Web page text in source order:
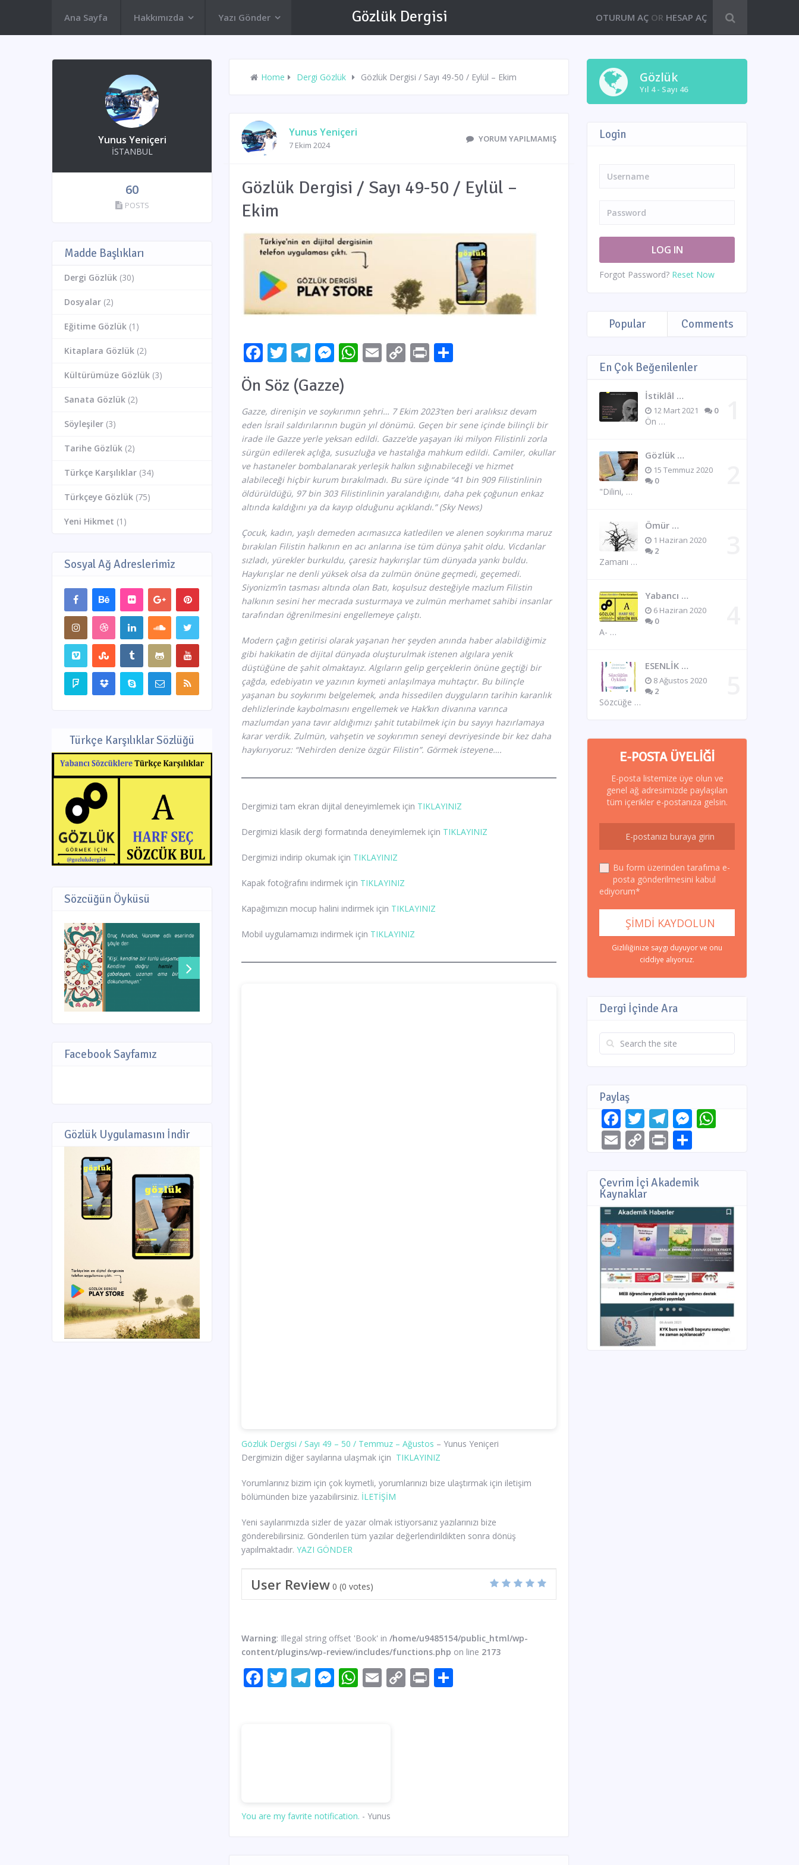
Ana Sayfa Hakkımızda Yazı Gönder Gözlük Dergisi OTURUM AÇ OR HESAP AÇ
Home Dergi Gözlük Gözlük Dergisi / Sayı 49-50 / Eylül – Ekim
Yunus Yeniçeri
7 Ekim 2024
YORUM YAPILMAMIŞ
Gözlük Dergisi / Sayı 49-50 / Eylül –
Ekim
Facebook
Twitter
Telegram
Messenger
WhatsApp
Email
Copy
PrintShare
Ön Söz (Gazze)
Gazze, direnişin ve soykırımın şehri… 7 Ekim 2023’ten beri aralıksız devam
eden İsrail saldırılarının bugün yıl dönümü. Geçen bir sene içinde bilinçli bir
irade ile Gazze yerle yeksan edildi. Gazze’de yaşayan iki milyon Filistinli zorla
sürgün edilerek açlığa, susuzluğa ve hastalığa mahkum edildi. Camiler, okullar
ve hastaneler bombalanarak yerleşik halkın sığınabileceği ve hizmet
alabileceği hiçbir kurum bırakılmadı. Bu süre içinde “41 bin 909 Filistinlinin
öldürüldüğü, 97 bin 303 Filistinlinin yaralandığını, daha pek çoğunun enkaz
altında kaldığını ya da kayıp olduğunu açıklandı.” (Sky News)
Çocuk, kadın, yaşlı demeden acımasızca katledilen ve alenen soykırıma maruz
bırakılan Filistin halkının en acı anlarına ise tüm dünya şahit oldu. Vicdanlar
sızladı, yürekler burkuldu, çaresiz haykırışlar tüm dünyada yankı buldu.
Haykırışlar ne denli yüksek olsa da zulmün önüne geçmedi, geçemedi.
Siyonizm’in tasması altında olan Batı, koşulsuz desteğiyle mazlum Filistin
halkının sesini her mecrada susturmaya ve zulmün merhamet sahibi insanlar
tarafından öğrenilmesini engellemeye çalıştı.
Modern çağın getirisi olarak yaşanan her şeyden anında haber alabildiğimiz
gibi hakikatin de dijital dünyada oluşturulmak istenen algılara yenik
düştüğüne de şahit olmaktayız. Algıların gelip gerçeklerin önüne geçtiği bir
çağda, edebiyatın ve yazının kıymeti anlaşılmaya muhtaçtır. Bu bilinçle
yaşanan bu soykırımı belgelemek, anda hissedilen duyguların tarihin karanlık
dehlizlerinde kaybolmasını engellemek ve Hak’kın divanına varınca
mazlumdan yana tavır aldığımızı şahit tutabilmek için bu sayıyı hazırlamaya
karar verdik. Zulmün, vahşetin ve soykırımın seneyi devriyesinde bir kez daha
haykırıyoruz: “Nehirden denize özgür Filistin”. Görmek isteyene….
Dergimizi tam ekran dijital deneyimlemek için TIKLAYINIZ
Dergimizi klasik dergi formatında deneyimlemek için TIKLAYINIZ
Dergimizi indirip okumak için TIKLAYINIZ
Kapak fotoğrafını indirmek için TIKLAYINIZ
Kapağımızın mocup halini indirmek için TIKLAYINIZ
Mobil uygulamamızı indirmek için TIKLAYINIZ
Gözlük Dergisi / Sayı 49 – 50 / Temmuz – Ağustos – Yunus Yeniçeri
Dergimizin diğer sayılarına ulaşmak için TIKLAYINIZ
Yorumlarınız bizim için çok kıymetli, yorumlarınızı bize ulaştırmak için iletişim
bölümünden bize yazabilirsiniz. İLETİŞİM
Yeni sayılarımızda sizler de yazar olmak istiyorsanız yazılarınızı bize
gönderebilirsiniz. Gönderilen tüm yazılar değerlendirildikten sonra dönüş
yapılmaktadır. YAZI GÖNDER
User Review 0 (0 votes)
Warning: Illegal string offset 'Book' in /home/u9485154/public_html/wp-
content/plugins/wp-review/includes/functions.php on line 2173
Facebook
Twitter
Telegram
Messenger
WhatsApp
Email
Copy
PrintShare
You are my favrite notification. - Yunus
Yunus Yeniçeri
İSTANBUL
60
POSTS
Madde Başlıkları
Dergi Gözlük (30)
Dosyalar (2)
Eğitime Gözlük (1)
Kitaplara Gözlük (2)
Kültürümüze Gözlük (3)
Sanata Gözlük (2)
Söyleşiler (3)
Tarihe Gözlük (2)
Türkçe Karşılıklar (34)
Türkçeye Gözlük (75)
Yeni Hikmet (1)
Sosyal Ağ Adreslerimiz
Türkçe Karşılıklar Sözlüğü
Sözcüğün Öyküsü
Facebook Sayfamız
Gözlük Uygulamasını İndir
Gözlük
Yıl 4 - Sayı 46
Login
Forgot Password? Reset Now
Popular Comments
En Çok Beğenilenler
İstiklâl …
12 Mart 2021 0
Ön …
Gözlük …
15 Temmuz 2020
0
"Dilini, …
Ömür …
1 Haziran 2020
2
Zamanı …
Yabancı …
6 Haziran 2020
0
A- …
ESENLİK …
8 Ağustos 2020
2
Sözcüğe …
E-POSTA ÜYELIĞI
E-posta listemize üye olun ve
genel ağ adresimizde paylaşılan
tüm içerikler e-postanıza gelsin.
Bu form üzerinden tarafıma e-
posta gönderilmesini kabul
ediyorum*
Gizliliğinize saygı duyuyor ve onu
ciddiye alıyoruz.
Dergi İçinde Ara
Paylaş
Facebook
Twitter
Telegram
Messenger
EmailCopy
Print
Çevrim İçi Akademik
Kaynaklar